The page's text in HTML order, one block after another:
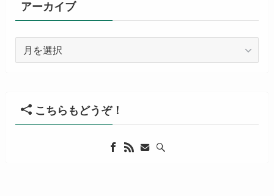
アーカイブ
ブ
こちらもどうぞ！